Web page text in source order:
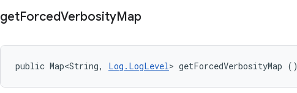
getForcedVerbosityMap
public Map<String, Log.LogLevel> getForcedVerbosityMap ()